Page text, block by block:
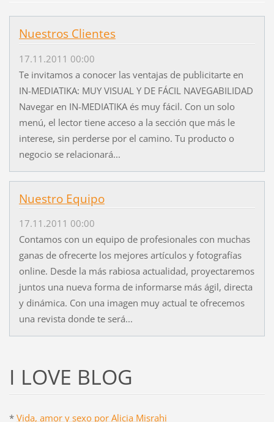
Nuestros Clientes
17.11.2011 00:00
Te invitamos a conocer las ventajas de publicitarte en
IN-MEDIATIKA: MUY VISUAL Y DE FÁCIL NAVEGABILIDAD
Navegar en IN-MEDIATIKA és muy fácil. Con un solo
menú, el lector tiene acceso a la sección que más le
interese, sin perderse por el camino. Tu producto o
negocio se relacionará...
Nuestro Equipo
17.11.2011 00:00
Contamos con un equipo de profesionales con muchas
ganas de ofrecerte los mejores artículos y fotografías
online. Desde la más rabiosa actualidad, proyectaremos
juntos una nueva forma de informarse más ágil, directa
y dinámica. Con una imagen muy actual te ofrecemos
una revista donde te será...
I LOVE BLOG
* Vida, amor y sexo por Alicia Misrahi